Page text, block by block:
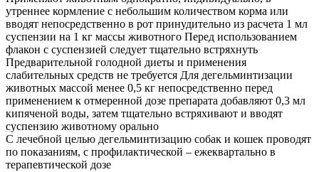
утреннее кормление с небольшим количеством корма или
вводят непосредственно в рот принудительно из расчета 1 мл
суспензии на 1 кг массы животного Перед использованием
флакон с суспензией следует тщательно встряхнуть
Предварительной голодной диеты и применения
слабительных средств не требуется Для дегельминтизации
животных массой менее 0,5 кг непосредственно перед
применением к отмеренной дозе препарата добавляют 0,3 мл
кипяченой воды, затем тщательно встряхивают и вводят
суспензию животному орально
С лечебной целью дегельминтизацию собак и кошек проводят
по показаниям, с профилактической – ежеквартально в
терапевтической дозе